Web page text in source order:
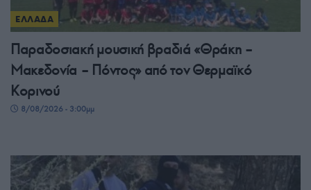
ΕΛΛΑΔΑ
Παραδοσιακή μουσική βραδιά «Θράκη –
Μακεδονία – Πόντος» από τον Θερμαϊκό
Κορινού
8/08/2026 - 3:00μμ